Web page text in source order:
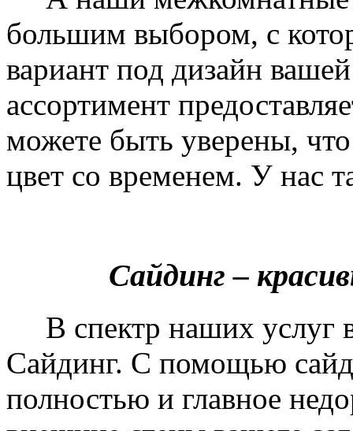
большим выбором, с
вариант под дизайн
ассортимент
можете быть уверены,
цвет со временем. У нас
Сайдинг –
В спектр наших услуг
Сайдинг. С помощью
полностью и главное